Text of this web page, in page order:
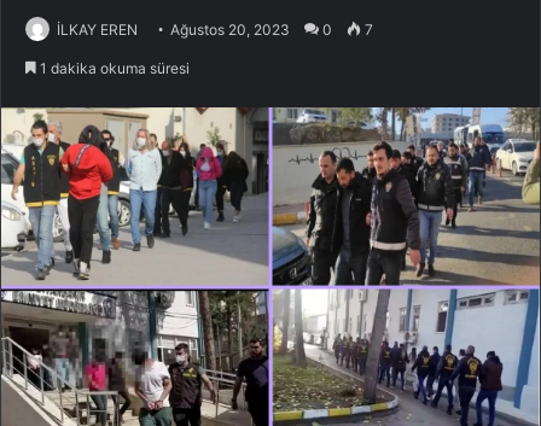
İLKAY EREN Ağustos 20, 2023 0 7
1 dakika okuma süresi